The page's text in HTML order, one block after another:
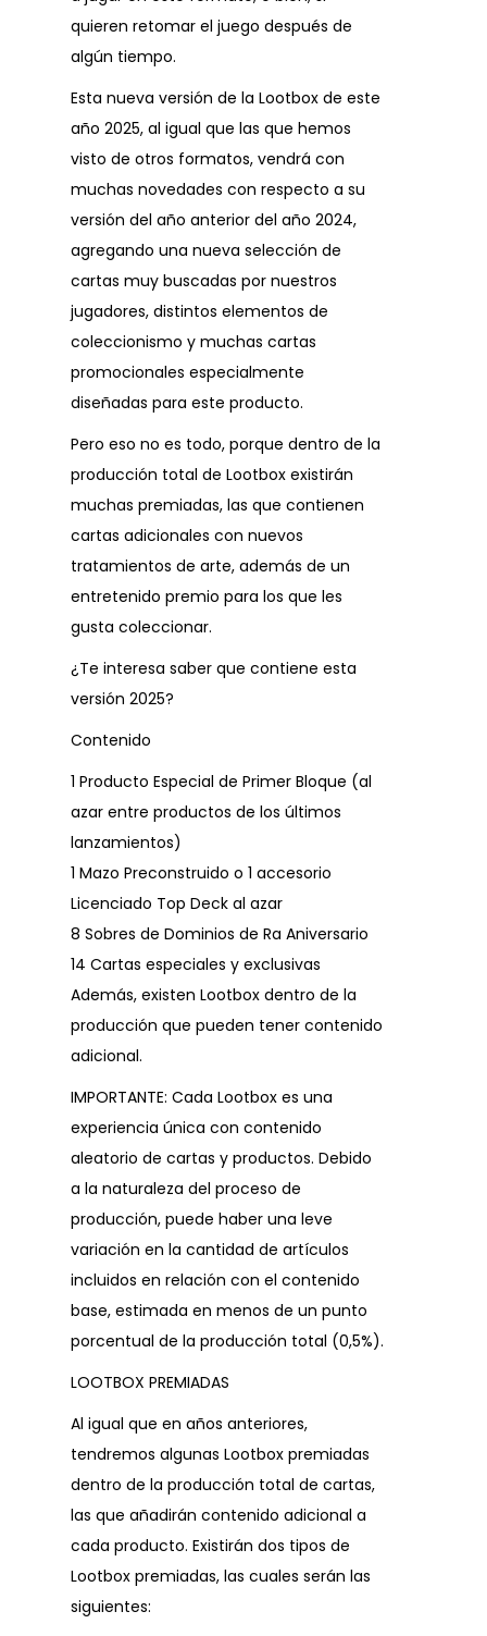
quieren retomar el juego después de
algún tiempo.
Esta nueva versión de la Lootbox de este
año 2025, al igual que las que hemos
visto de otros formatos, vendrá con
muchas novedades con respecto a su
versión del año anterior del año 2024,
agregando una nueva selección de
cartas muy buscadas por nuestros
jugadores, distintos elementos de
coleccionismo y muchas cartas
promocionales especialmente
diseñadas para este producto.
Pero eso no es todo, porque dentro de la
producción total de Lootbox existirán
muchas premiadas, las que contienen
cartas adicionales con nuevos
tratamientos de arte, además de un
entretenido premio para los que les
gusta coleccionar.
¿Te interesa saber que contiene esta
versión 2025?
Contenido
1 Producto Especial de Primer Bloque (al
azar entre productos de los últimos
lanzamientos)
1 Mazo Preconstruido o 1 accesorio
Licenciado Top Deck al azar
8 Sobres de Dominios de Ra Aniversario
14 Cartas especiales y exclusivas
Además, existen Lootbox dentro de la
producción que pueden tener contenido
adicional.
IMPORTANTE: Cada Lootbox es una
experiencia única con contenido
aleatorio de cartas y productos. Debido
a la naturaleza del proceso de
producción, puede haber una leve
variación en la cantidad de artículos
incluidos en relación con el contenido
base, estimada en menos de un punto
porcentual de la producción total (0,5%).
LOOTBOX PREMIADAS
Al igual que en años anteriores,
tendremos algunas Lootbox premiadas
dentro de la producción total de cartas,
las que añadirán contenido adicional a
cada producto. Existirán dos tipos de
Lootbox premiadas, las cuales serán las
siguientes: